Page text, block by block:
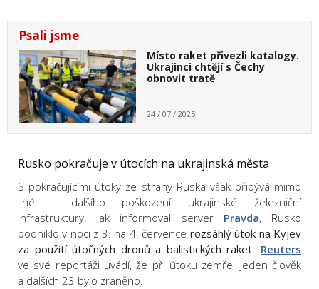
Psali jsme
Místo raket přivezli katalogy.
Ukrajinci chtějí s Čechy
obnovit tratě
24 / 07 / 2025
Rusko pokračuje v útocích na ukrajinská města
S pokračujícími útoky ze strany Ruska však přibývá mimo
jiné i dalšího poškození ukrajinské železniční
infrastruktury. Jak informoval server Pravda, Rusko
podniklo v noci z 3. na 4. července rozsáhlý útok na Kyjev
za použití útočných dronů a balistických raket. Reuters
ve své reportáži uvádí, že při útoku zemřel jeden člověk
a dalších 23 bylo zraněno.